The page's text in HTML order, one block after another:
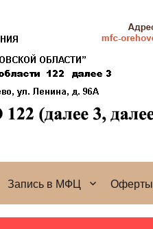
Запись в МФЦ Оферты